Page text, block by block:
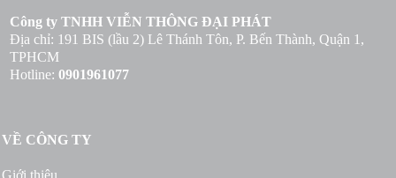
Công ty TNHH VIỄN THÔNG ĐẠI PHÁT
Địa chỉ: 191 BIS (lầu 2) Lê Thánh Tôn, P. Bến Thành, Quận 1,
TPHCM
Hotline:0901961077
VỀ CÔNG TY